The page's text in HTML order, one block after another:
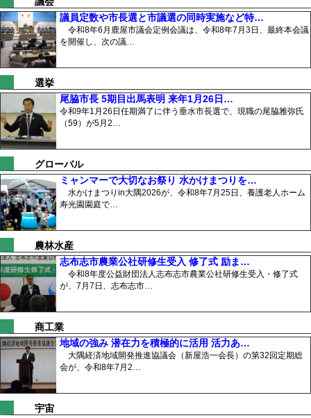
議員定数や市長選と市議選の同時実施など特…
令和8年6月鹿屋市議会定例会議は、令和8年7月3日、最終本会議
を開催し、次の議…
選挙
尾脇市長 5期目出馬表明 来年1月26日…
令和9年1月26日任期満了に伴う垂水市長選で、現職の尾脇雅弥氏
（59）が5月2…
グローバル
ミャンマーで大切なお祭り 水かけまつりを…
水かけまつりin大隅2026が、令和8年7月25日、養護老人ホーム
寿光園園庭で…
農林水産
志布志市農業公社研修生受入 修了式 励ま…
令和8年度公益財団法人志布志市農業公社研修生受入・修了式
が、7月7日、志布志市…
商工業
地域の強み 潜在力を積極的に活用 活力あ…
大隅経済地域開発推進協議会（新屋浩一会長）の第32回定期総
会が、令和8年7月2…
宇宙